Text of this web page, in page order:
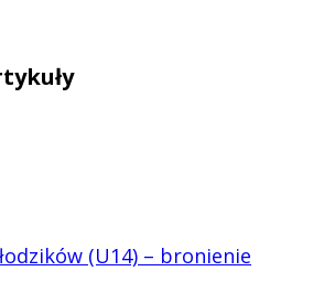
(U14) – bronienie